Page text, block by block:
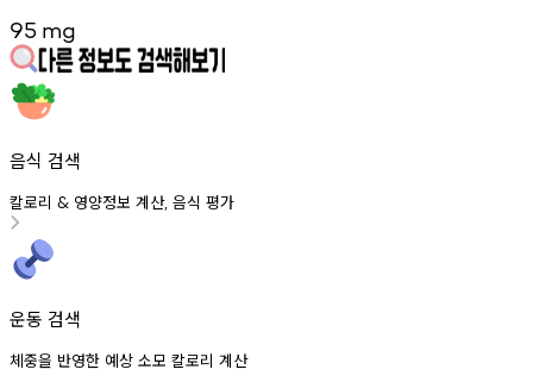
95 mg
음식 검색
칼로리 & 영양정보 계산, 음식 평가
운동 검색
체중을 반영한 예상 소모 칼로리 계산